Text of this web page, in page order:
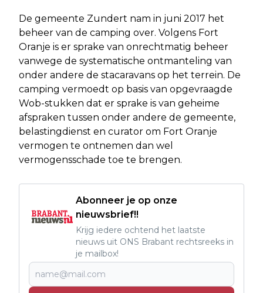
De gemeente Zundert nam in juni 2017 het
beheer van de camping over. Volgens Fort
Oranje is er sprake van onrechtmatig beheer
vanwege de systematische ontmanteling van
onder andere de stacaravans op het terrein. De
camping vermoedt op basis van opgevraagde
Wob-stukken dat er sprake is van geheime
afspraken tussen onder andere de gemeente,
belastingdienst en curator om Fort Oranje
vermogen te ontnemen dan wel
vermogensschade toe te brengen.
Abonneer je op onze
nieuwsbrief!!
Krijg iedere ochtend het laatste
nieuws uit ONS Brabant rechtsreeks in
je mailbox!